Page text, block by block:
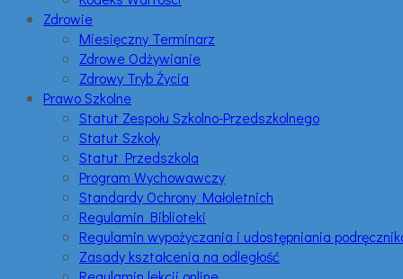
Zdrowie
Miesięczny Terminarz
Zdrowe Odżywianie
Zdrowy Tryb Życia
Prawo Szkolne
Statut Zespołu Szkolno-Przedszkolnego
Statut Szkoły
Statut Przedszkola
Program Wychowawczy
Standardy Ochrony Małoletnich
Regulamin Biblioteki
Regulamin wypożyczania i udostępniania
Zasady kształcenia na odległość